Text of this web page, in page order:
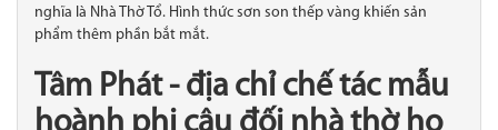
nghĩa là Nhà Thờ Tổ. Hình thức sơn son thếp vàng khiến sản
phẩm thêm phần bắt mắt.
Tâm Phát - địa chỉ chế tác mẫu